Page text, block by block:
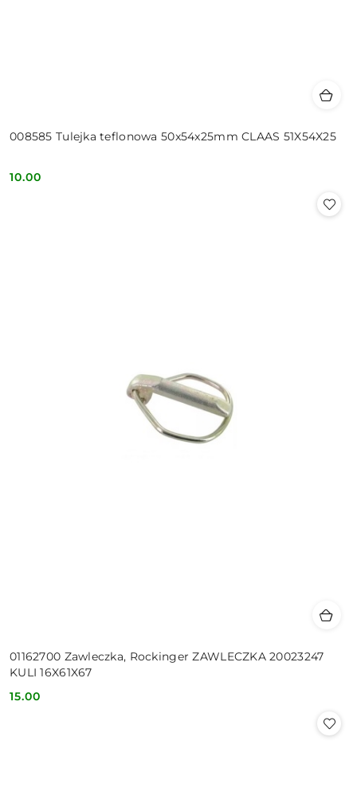
008585 Tulejka teflonowa 50x54x25mm CLAAS 51X54X25
Cena:
10.00
01162700 Zawleczka, Rockinger ZAWLECZKA 20023247
KULI 16X61X67
Cena:
15.00